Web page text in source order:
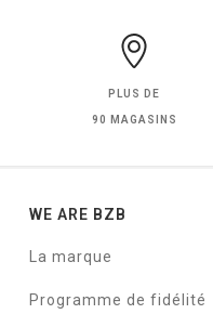
PLUS DE
90 MAGASINS
WE ARE BZB
La marque
Programme de fidélité